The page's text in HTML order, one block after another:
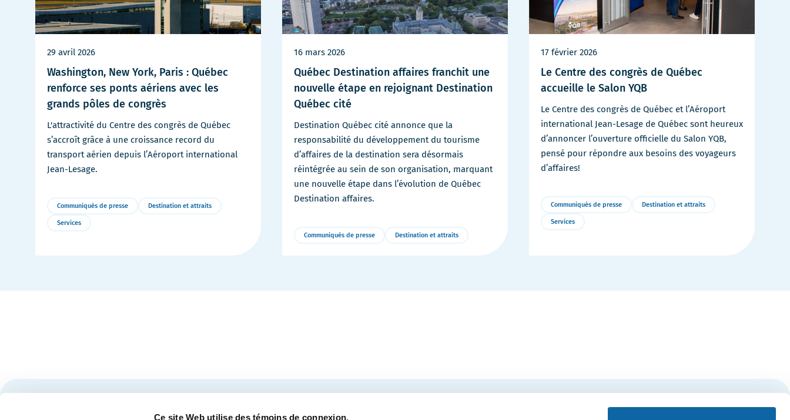
Ce site Web utilise des témoins de connexion.
29 avril 2026
Washington, New York, Paris : Québec
renforce ses ponts aériens avec les
grands pôles de congrès
L'attractivité du Centre des congrès de Québec
s’accroît grâce à une croissance record du
transport aérien depuis l’Aéroport international
Jean-Lesage.
Communiqués de presse Destination et attraits
Services
Plus
16 mars 2026
Québec Destination affaires franchit une
nouvelle étape en rejoignant Destination
Québec cité
Destination Québec cité annonce que la
responsabilité du développement du tourisme
d’affaires de la destination sera désormais
réintégrée au sein de son organisation, marquant
une nouvelle étape dans l’évolution de Québec
Destination affaires.
Communiqués de presse Destination et attraits
Plus
17 février 2026
Le Centre des congrès de Québec
accueille le Salon YQB
Le Centre des congrès de Québec et l’Aéroport
international Jean-Lesage de Québec sont heureux
d’annoncer l’ouverture officielle du Salon YQB,
pensé pour répondre aux besoins des voyageurs
d’affaires!
Communiqués de presse Destination et attraits
Services
Plus